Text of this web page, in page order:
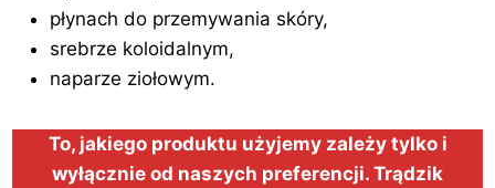
płynach do przemywania skóry,
srebrze koloidalnym,
naparze ziołowym.
To, jakiego produktu użyjemy zależy tylko i
wyłącznie od naszych preferencji. Trądzik